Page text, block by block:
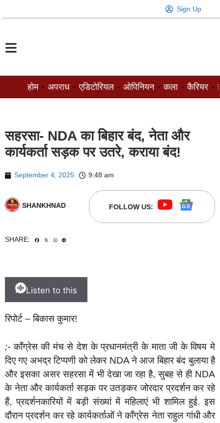
Sign Up
होम अपराध एडिटोरियल ओपिनियन कला कैरियर
सहरसा- NDA का बिहार बंद, नेता और
कार्यकर्ता सड़क पर उतरे, कराया बंद!
September 4, 2025 9:48 am
SHANKHNAD FOLLOW US:
SHARE:
Listen to this
रिपोर्ट – बिकास कुमार!
;- कॉंग्रेस की मंच से देश के प्रधानमंत्री के माता जी के विषय मे
दिए गए अभद्र टिप्पणी को लेकर NDA ने आज बिहार बंद बुलाया है
और इसका असर सहरसा में भी देखा जा रहा है, सुबह से ही NDA
के नेता और कार्यकर्ता सड़क पर उतड़कर जोरदार प्रदर्शन कर रहे
हैं, प्रदर्शनकारियों में बड़ी संख्यां में महिलाएं भी शामिल हुई. इस
दौरान प्रदर्शन कर रहे कार्यकर्ताओं ने कॉंग्रेस नेता राहुल गांधी और